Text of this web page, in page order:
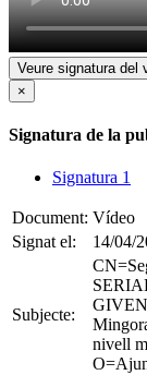
Veure signatura del
×
Signatura de la
Signatura 1
Document: Vídeo
Signat el:
14/04/
Subjecte:
nivell